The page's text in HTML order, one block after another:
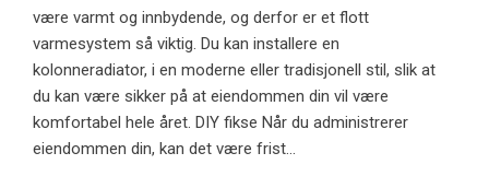
være varmt og innbydende, og derfor er et flott
varmesystem så viktig. Du kan installere en
kolonneradiator, i en moderne eller tradisjonell stil, slik at
du kan være sikker på at eiendommen din vil være
komfortabel hele året. DIY fikse Når du administrerer
eiendommen din, kan det være frist...